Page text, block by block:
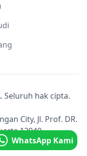
Seluruh hak cipta.
City, Jl. Prof. DR.
12940.
WhatsApp Kami